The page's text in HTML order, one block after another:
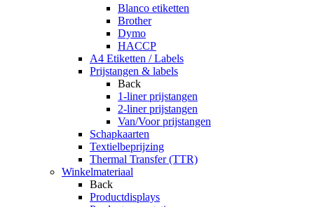
Blanco etiketten
Brother
Dymo
HACCP
A4 Etiketten / Labels
Prijstangen & labels
Back
1-liner prijstangen
2-liner prijstangen
Van/Voor prijstangen
Schapkaarten
Textielbeprijzing
Thermal Transfer (TTR)
Winkelmateriaal
Back
Productdisplays